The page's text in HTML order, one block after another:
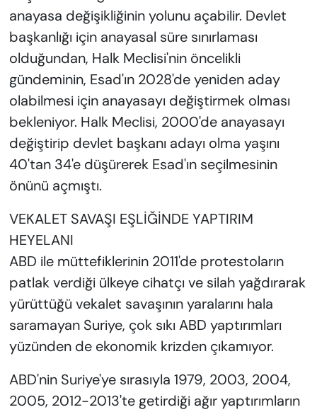
anayasa değişikliğinin yolunu açabilir. Devlet
başkanlığı için anayasal süre sınırlaması
olduğundan, Halk Meclisi'nin öncelikli
gündeminin, Esad'ın 2028'de yeniden aday
olabilmesi için anayasayı değiştirmek olması
bekleniyor. Halk Meclisi, 2000'de anayasayı
değiştirip devlet başkanı adayı olma yaşını
40'tan 34'e düşürerek Esad'ın seçilmesinin
önünü açmıştı.
VEKALET SAVAŞI EŞLİĞİNDE YAPTIRIM
HEYELANI
ABD ile müttefiklerinin 2011'de protestoların
patlak verdiği ülkeye cihatçı ve silah yağdırarak
yürüttüğü vekalet savaşının yaralarını hala
saramayan Suriye, çok sıkı ABD yaptırımları
yüzünden de ekonomik krizden çıkamıyor.
ABD'nin Suriye'ye sırasıyla 1979, 2003, 2004,
2005, 2012-2013'te getirdiği ağır yaptırımların